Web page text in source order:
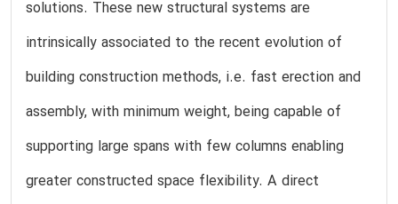
solutions. These new structural systems are
intrinsically associated to the recent evolution of
building construction methods, i.e. fast erection and
assembly, with minimum weight, being capable of
supporting large spans with few columns enabling
greater constructed space flexibility. A direct